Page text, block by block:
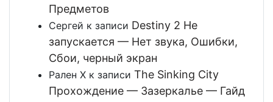
Предметов
Сергей к записи Destiny 2 Не
запускается — Нет звука, Ошибки,
Сбои, черный экран
Рален Х к записи The Sinking City
Прохождение — Зазеркалье — Гайд